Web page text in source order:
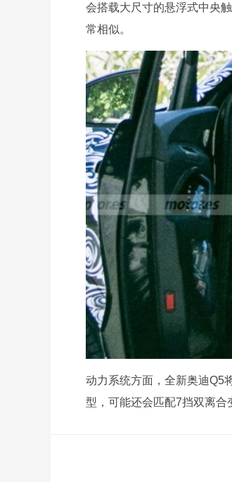
会搭载大尺寸的悬浮式中央
常相似。
动力系统方面，全新奥迪Q5
型，可能还会匹配7挡双离合